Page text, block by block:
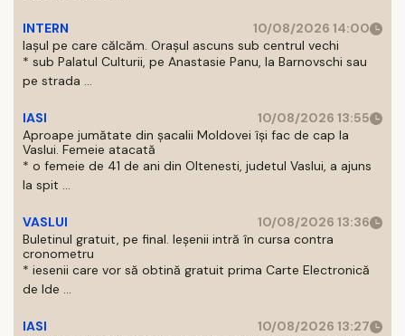
INTERN
10/08/2026 14:00
Iașul pe care călcăm. Orașul ascuns sub centrul vechi
* sub Palatul Culturii, pe Anastasie Panu, la Barnovschi sau
pe strada ...
IASI
10/08/2026 13:55
Aproape jumătate din șacalii Moldovei își fac de cap la
Vaslui. Femeie atacată
* o femeie de 41 de ani din Oltenesti, judetul Vaslui, a ajuns
la spit ...
VASLUI
10/08/2026 13:36
Buletinul gratuit, pe final. Ieșenii intră în cursa contra
cronometru
* iesenii care vor să obtină gratuit prima Carte Electronică
de Ide ...
IASI
10/08/2026 13:27